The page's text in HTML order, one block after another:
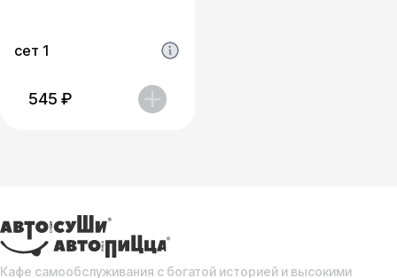
сет 1
545 ₽
Кафе самообслуживания с богатой историей и высокими